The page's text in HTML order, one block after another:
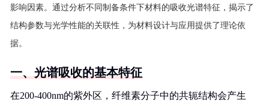
影响因素。通过分析不同制备条件下材料的吸收光谱特征，揭示了
结构参数与光学性能的关联性，为材料设计与应用提供了理论依
据。
一、光谱吸收的基本特征
在200-400nm的紫外区，纤维素分子中的共轭结构会产生